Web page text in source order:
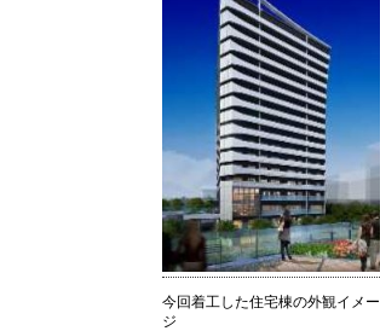
今回着工した住宅棟の外観イメー
ジ